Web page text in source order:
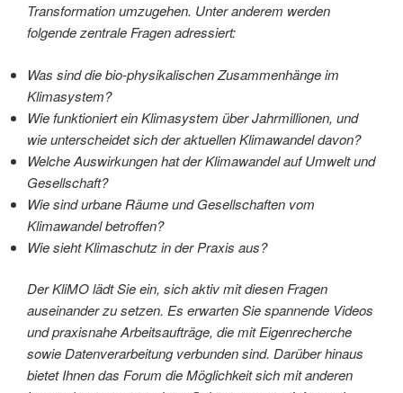
Transformation umzugehen. Unter anderem werden
folgende zentrale Fragen adressiert:
Was sind die bio-physikalischen Zusammenhänge im
Klimasystem?
Wie funktioniert ein Klimasystem über Jahrmillionen, und
wie unterscheidet sich der aktuellen Klimawandel davon?
Welche Auswirkungen hat der Klimawandel auf Umwelt und
Gesellschaft?
Wie sind urbane Räume und Gesellschaften vom
Klimawandel betroffen?
Wie sieht Klimaschutz in der Praxis aus?
Der KliMO lädt Sie ein, sich aktiv mit diesen Fragen
auseinander zu setzen. Es erwarten Sie spannende Videos
und praxisnahe Arbeitsaufträge, die mit Eigenrecherche
sowie Datenverarbeitung verbunden sind. Darüber hinaus
bietet Ihnen das Forum die Möglichkeit sich mit anderen